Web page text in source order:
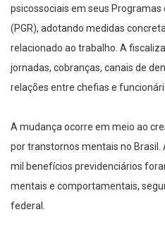
psicossociais em seus Programas
(PGR), adotando medidas
relacionado ao trabalho. A
jornadas, cobranças, canais de
relações entre chefias e
A mudança ocorre em meio ao
por transtornos mentais no Brasil.
mil benefícios previdenciários
mentais e comportamentais,
federal.